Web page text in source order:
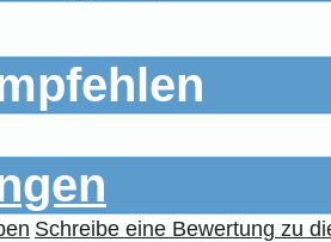
Schreibe eine Bewertung zu